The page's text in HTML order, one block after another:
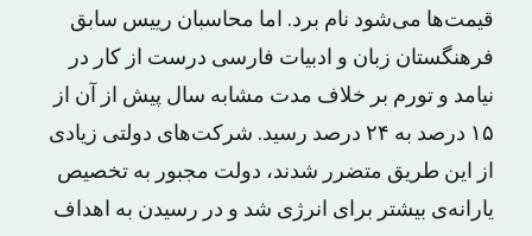
قیمت‌ها می‌شود نام برد. اما محاسبان رییس سابق
فرهنگستان زبان و ادبیات فارسی درست از کار در
نیامد و تورم بر خلاف مدت مشابه سال پیش از آن از
۱۵ درصد به ۲۴ درصد رسید. شرکت‌های دولتی زیادی
از این طریق متضرر شدند، دولت مجبور به تخصیص
یارانه‌ی بیشتر برای انرژی شد و در رسیدن به اهداف